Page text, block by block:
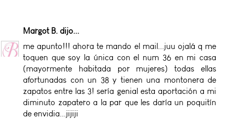
Margot B. dijo...
me apunto!!! ahora te mando el mail...juu ojalá q me
toquen que soy la única con el num 36 en mi casa
(mayormente habitada por mujeres) todas ellas
afortunadas con un 38 y tienen una montonera de
zapatos entre las 3! sería genial esta aportación a mi
diminuto zapatero a la par que les daría un poquitín
de envidia...jijiji